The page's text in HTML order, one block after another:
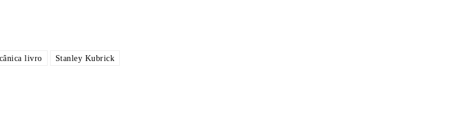
livro Stanley Kubrick